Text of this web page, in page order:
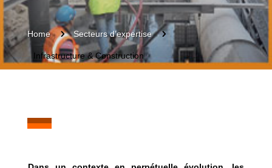
Home 5 Secteurs d’expertise 5
Infrastructure & Construction